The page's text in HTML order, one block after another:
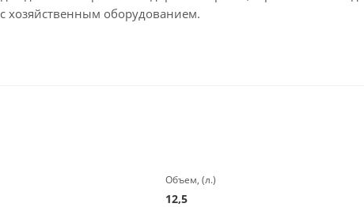
хозяйственным оборудованием.
Объем, (л.)
12,5